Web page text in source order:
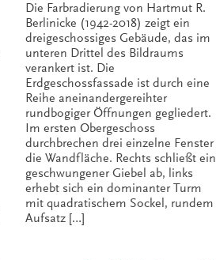
Die Farbradierung von Hartmut R.
Berlinicke (1942-2018) zeigt ein
dreigeschossiges Gebäude, das im
unteren Drittel des Bildraums
verankert ist. Die
Erdgeschossfassade ist durch eine
Reihe aneinandergereihter
rundbogiger Öffnungen gegliedert.
Im ersten Obergeschoss
durchbrechen drei einzelne Fenster
die Wandfläche. Rechts schließt ein
geschwungener Giebel ab, links
erhebt sich ein dominanter Turm
mit quadratischem Sockel, rundem
Aufsatz […]